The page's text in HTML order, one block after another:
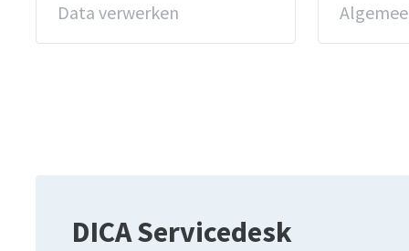
Data verwerken
DICA Servicedesk